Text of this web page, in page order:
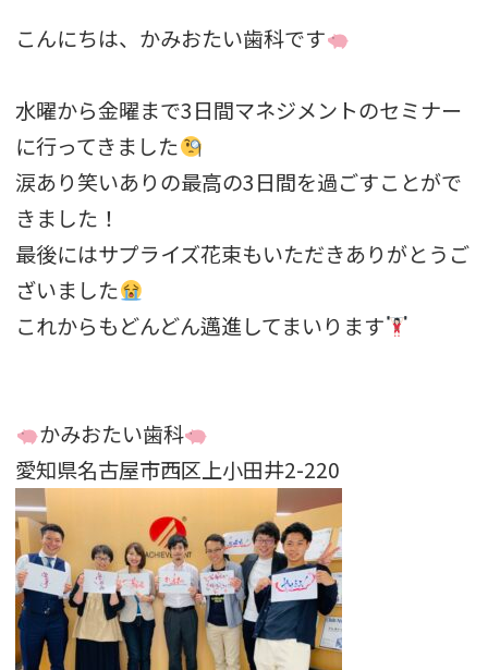
こんにちは、かみおたい歯科です
水曜から金曜まで3日間マネジメントのセミナー
に行ってきました
涙あり笑いありの最高の3日間を過ごすことがで
きました！
最後にはサプライズ花束もいただきありがとうご
ざいました
これからもどんどん邁進してまいります
かみおたい歯科
愛知県名古屋市西区上小田井2-220